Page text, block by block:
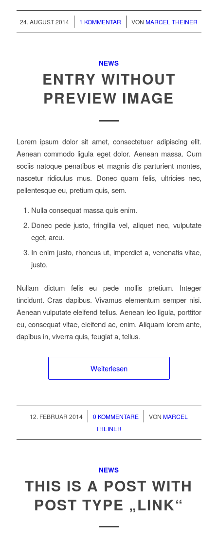
24. AUGUST 2014
/ 1 KOMMENTAR
/ VON MARCEL THEINER
NEWS
ENTRY WITHOUT
PREVIEW IMAGE
Lorem ipsum dolor sit amet, consectetuer adipiscing elit.
Aenean commodo ligula eget dolor. Aenean massa. Cum
sociis natoque penatibus et magnis dis parturient montes,
nascetur ridiculus mus. Donec quam felis, ultricies nec,
pellentesque eu, pretium quis, sem.
Nulla consequat massa quis enim.
Donec pede justo, fringilla vel, aliquet nec, vulputate
eget, arcu.
In enim justo, rhoncus ut, imperdiet a, venenatis vitae,
justo.
Nullam dictum felis eu pede mollis pretium. Integer
tincidunt. Cras dapibus. Vivamus elementum semper nisi.
Aenean vulputate eleifend tellus. Aenean leo ligula, porttitor
eu, consequat vitae, eleifend ac, enim. Aliquam lorem ante,
dapibus in, viverra quis, feugiat a, tellus.
Weiterlesen
12. FEBRUAR 2014
/ 0 KOMMENTARE
/ VON MARCEL
THEINER
NEWS
THIS IS A POST WITH
POST TYPE „LINK“